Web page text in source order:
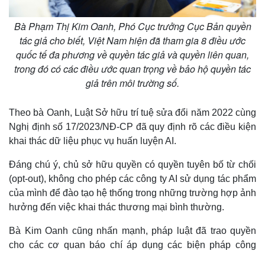
Bà Phạm Thị Kim Oanh, Phó Cục trưởng Cục Bản quyền
tác giả cho biết, Việt Nam hiện đã tham gia 8 điều ước
quốc tế đa phương về quyền tác giả và quyền liên quan,
trong đó có các điều ước quan trọng về bảo hộ quyền tác
giả trên môi trường số.
Theo bà Oanh, Luật Sở hữu trí tuệ sửa đổi năm 2022 cùng
Nghị định số 17/2023/NĐ-CP đã quy định rõ các điều kiện
khai thác dữ liệu phục vụ huấn luyện AI.
Đáng chú ý, chủ sở hữu quyền có quyền tuyên bố từ chối
(opt-out), không cho phép các công ty AI sử dụng tác phẩm
của mình để đào tạo hệ thống trong những trường hợp ảnh
hưởng đến việc khai thác thương mại bình thường.
Bà Kim Oanh cũng nhấn mạnh, pháp luật đã trao quyền
cho các cơ quan báo chí áp dụng các biện pháp công